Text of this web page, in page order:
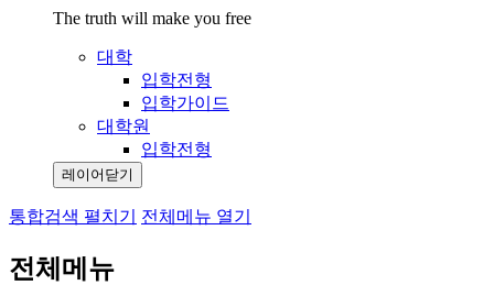
The truth will make you free
대학
입학전형
입학가이드
대학원
입학전형
레이어닫기
통합검색 펼치기 전체메뉴 열기
전체메뉴